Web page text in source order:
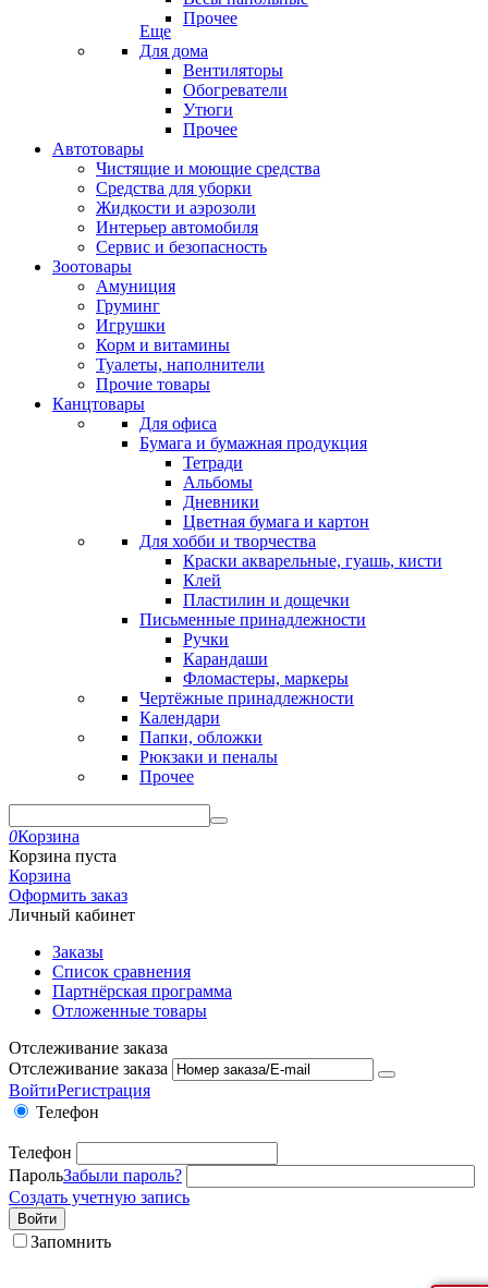
Прочее
Еще
Для дома
Вентиляторы
Обогреватели
Утюги
Прочее
Автотовары
Чистящие и моющие средства
Средства для уборки
Жидкости и аэрозоли
Интерьер автомобиля
Сервис и безопасность
Зоотовары
Амуниция
Груминг
Игрушки
Корм и витамины
Туалеты, наполнители
Прочие товары
Канцтовары
Для офиса
Бумага и бумажная продукция
Тетради
Альбомы
Дневники
Цветная бумага и картон
Для хобби и творчества
Краски акварельные, гуашь, кисти
Клей
Пластилин и дощечки
Письменные принадлежности
Ручки
Карандаши
Фломастеры, маркеры
Чертёжные принадлежности
Календари
Папки, обложки
Рюкзаки и пеналы
Прочее
0Корзина
Корзина пуста
Корзина
Оформить заказ
Личный кабинет
Заказы
Список сравнения
Партнёрская программа
Отложенные товары
Отслеживание заказа
Отслеживание заказа
ВойтиРегистрация
Телефон
Телефон
ПарольЗабыли пароль?
Создать учетную запись
Войти
Запомнить